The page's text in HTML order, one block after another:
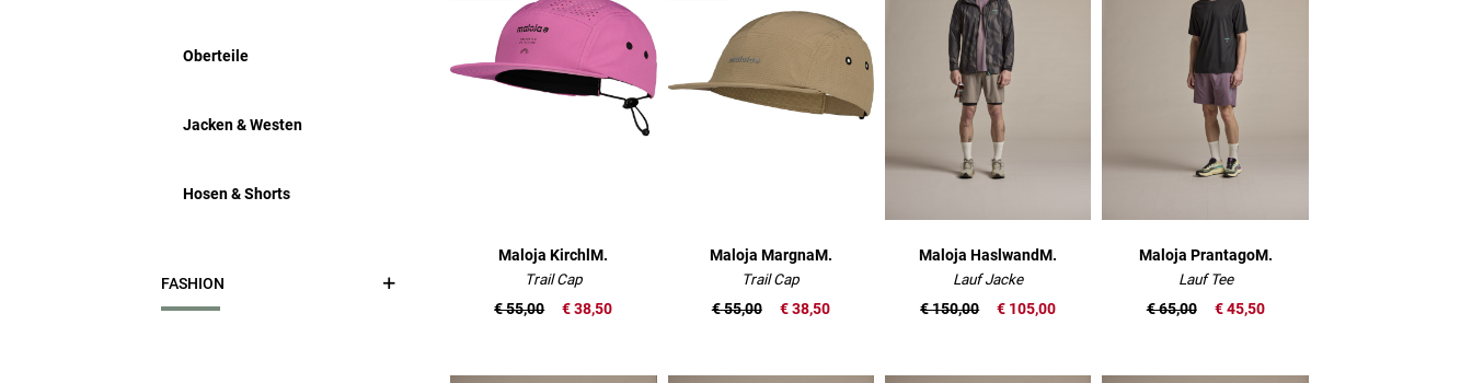
Maloja KirchlM.
Trail Cap
€ 38,50
€ 55,00
Maloja MargnaM.
Trail Cap
€ 38,50
€ 55,00
Maloja HaslwandM.
Lauf Jacke
€ 105,00
€ 150,00
Maloja PrantagoM.
Lauf Tee
€ 45,50
€ 65,00
Oberteile
Jacken & Westen
Hosen & Shorts
FASHION